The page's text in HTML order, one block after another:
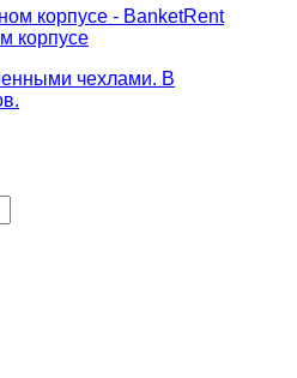
корпусе
чехлами. В